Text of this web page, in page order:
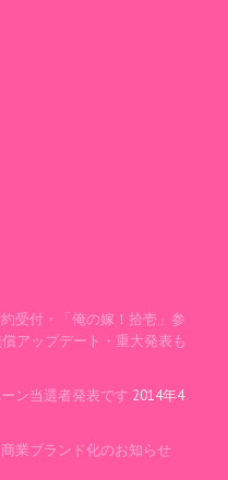
受付・「俺の嫁！拾壱」参
アップデート・重大発表も
ン当選者発表です 2014年4
業ブランド化のお知らせ